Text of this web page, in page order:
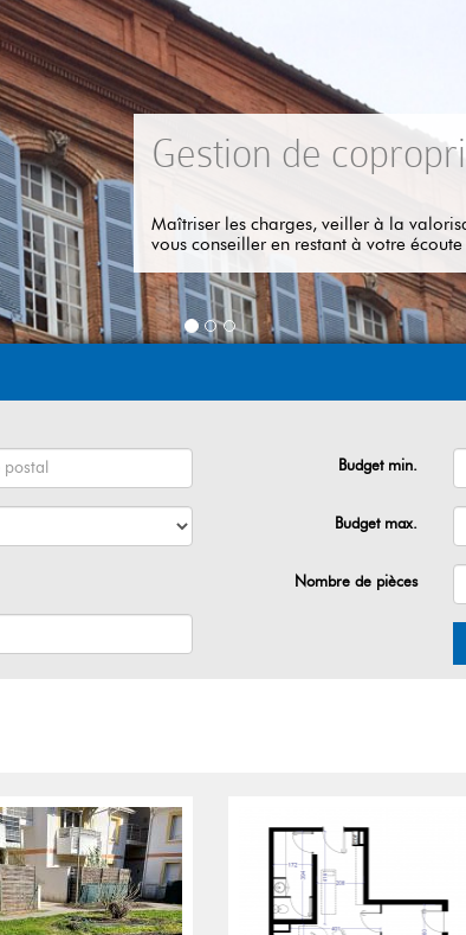
Gestion de copropriété
Maîtriser les charges, veiller à la valorisation de
vous conseiller en restant à votre écoute sont les
Budget min.
Budget max.
Nombre de pièces